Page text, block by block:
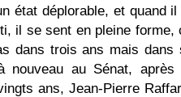
état déplorable, et quand
il se sent en pleine forme,
dans trois ans mais dans
nouveau au Sénat,
ans, Jean-Pierre